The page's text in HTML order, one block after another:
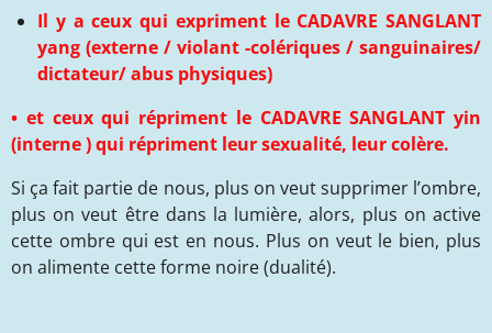
Il y a ceux qui expriment le CADAVRE SANGLANT
yang (externe / violant -colériques / sanguinaires/
dictateur/ abus physiques)
• et ceux qui répriment le CADAVRE SANGLANT yin
(interne ) qui répriment leur sexualité, leur colère.
Si ça fait partie de nous, plus on veut supprimer l’ombre,
plus on veut être dans la lumière, alors, plus on active
cette ombre qui est en nous. Plus on veut le bien, plus
on alimente cette forme noire (dualité).